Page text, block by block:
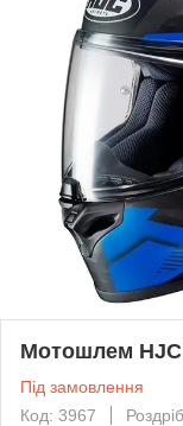
Мотошлем HJC
Під замовлення
Код: 3967
Роздріб